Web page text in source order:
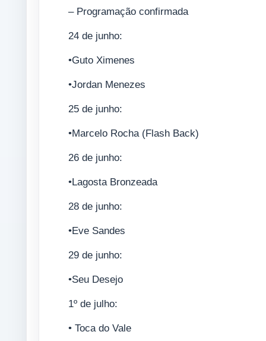
– Programação confirmada
24 de junho:
•Guto Ximenes
•Jordan Menezes
25 de junho:
•Marcelo Rocha (Flash Back)
26 de junho:
•Lagosta Bronzeada
28 de junho:
•Eve Sandes
29 de junho:
•Seu Desejo
1º de julho:
• Toca do Vale